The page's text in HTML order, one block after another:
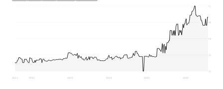
2,94
322,21
641,47
960,74
1.280
2021 2022 2023 2024 2025 2026